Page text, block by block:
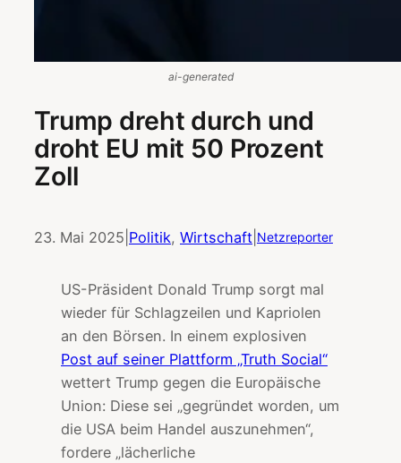
ai-generated
Trump dreht durch und
droht EU mit 50 Prozent
Zoll
23. Mai 2025 Politik, Wirtschaft Netzreporter
US-Präsident Donald Trump sorgt mal
wieder für Schlagzeilen und Kapriolen
an den Börsen. In einem explosiven
Post auf seiner Plattform „Truth Social“
wettert Trump gegen die Europäische
Union: Diese sei „gegründet worden, um
die USA beim Handel auszunehmen“,
fordere „lächerliche